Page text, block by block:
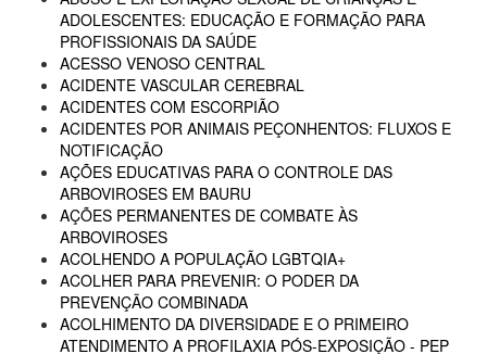
ADOLESCENTES: EDUCAÇÃO E FORMAÇÃO PARA
PROFISSIONAIS DA SAÚDE
ACESSO VENOSO CENTRAL
ACIDENTE VASCULAR CEREBRAL
ACIDENTES COM ESCORPIÃO
ACIDENTES POR ANIMAIS PEÇONHENTOS: FLUXOS E
NOTIFICAÇÃO
AÇÕES EDUCATIVAS PARA O CONTROLE DAS
ARBOVIROSES EM BAURU
AÇÕES PERMANENTES DE COMBATE ÀS
ARBOVIROSES
ACOLHENDO A POPULAÇÃO LGBTQIA+
ACOLHER PARA PREVENIR: O PODER DA
PREVENÇÃO COMBINADA
ACOLHIMENTO DA DIVERSIDADE E O PRIMEIRO
ATENDIMENTO A PROFILAXIA PÓS-EXPOSIÇÃO - PEP